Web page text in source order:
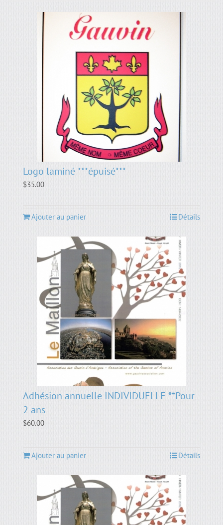
Logo laminé ***épuisé***
$35.00
Ajouter au panier Détails
Adhésion annuelle INDIVIDUELLE **Pour
2 ans
$60.00
Ajouter au panier Détails